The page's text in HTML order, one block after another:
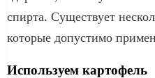
спирта. Существует
которые допустимо
Используем картофель